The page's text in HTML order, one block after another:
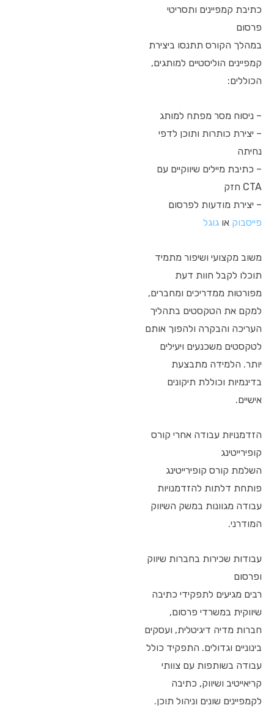
כתיבת קמפיינים ותסריטי
פרסום
במהלך הקורס תתנסו ביצירת
קמפיינים הוליסטיים למותגים,
הכוללים:
– ניסוח מסר מפתח למותג
– יצירת כותרות ותוכן לדפי
נחיתה
– כתיבת מיילים שיווקיים עם
CTA חזק
– יצירת מודעות לפרסום
פייסבוק או גוגל
משוב מקצועי ושיפור מתמיד
תוכלו לקבל חוות דעת
מפורטות ממדריכים ומחברים,
למקם את הטקסטים בתהליך
העריכה והבקרה ולהפוך אותם
לטקסטים משכנעים ויעילים
יותר. הלמידה מתבצעת
בדינמיות וכוללת תיקונים
אישיים.
הזדמנויות עבודה אחרי קורס
קופירייטינג
השלמת קורס קופירייטינג
פותחת דלתות להזדמנויות
עבודה מגוונות במשק השיווק
המודרני.
עבודות שכירות בחברות שיווק
ופרסום
רבים מגיעים לתפקידי כתיבה
שיווקית במשרדי פרסום,
חברות מדיה דיגיטלית, ועסקים
בינוניים וגדולים. התפקיד כולל
עבודה בשותפות עם צוותי
קריאייטיב ושיווק, כתיבה
לקמפיינים שונים וניהול תוכן.